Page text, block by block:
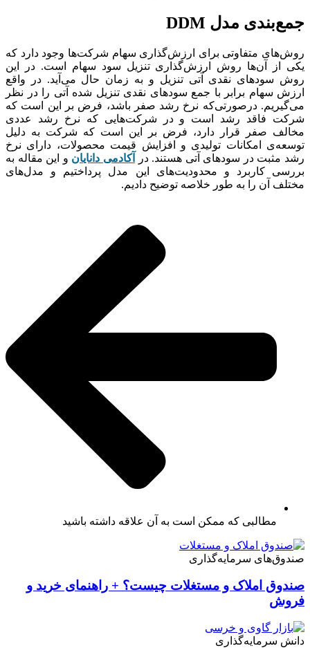
جمع‌بندی مدل DDM
روش‌های متفاوتی برای ارزش‌گذاری سهام شرکت‌ها وجود دارد که
یکی از آن‌ها روش ارزش‌گذاری تنزیل سود سهام است. در این
روش سودهای نقدی آتی تنزیل و به زمان حال می‌آید. در واقع
ارزش سهام برابر با جمع سودهای نقدی تنزیل شده آتی را در نظر
می‌گیریم. درصورتی‌که نرخ رشد صفر باشد، فرض بر این است که
شرکت فاقد رشد است و در شرکت‌هایی که نرخ رشد عددی
مخالف صفر قرار دارد، فرض بر این است که شرکت به دلیل
توسعه‌ی امکانات تولیدی و افزایش قیمت محصولات، دارای نرخ
رشد مثبت در سودهای آتی هستند. در
آکادمی دانایان و این مقاله به
بررسی کاربرد و محدودیت‌های این مدل پرداختیم و مدل‌های
مختلف آن را به طور خلاصه توضیح دادیم.
مطالبی که ممکن است به آن علاقه داشته باشید
صندوق‌های سرمایه‌گذاری
صندوق املاک و مستغلات چیست؟ + راهنمای خرید و
فروش
دانش سرمایه‌گذاری